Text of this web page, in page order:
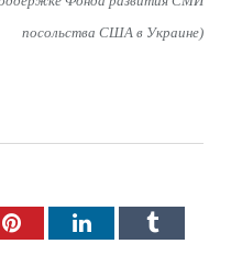
посольства США в Украине)
PinterestLinkedInTumblr